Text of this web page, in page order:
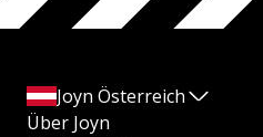
Joyn Österreich
Über Joyn